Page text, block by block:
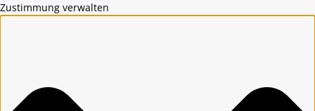
Zustimmung verwalten